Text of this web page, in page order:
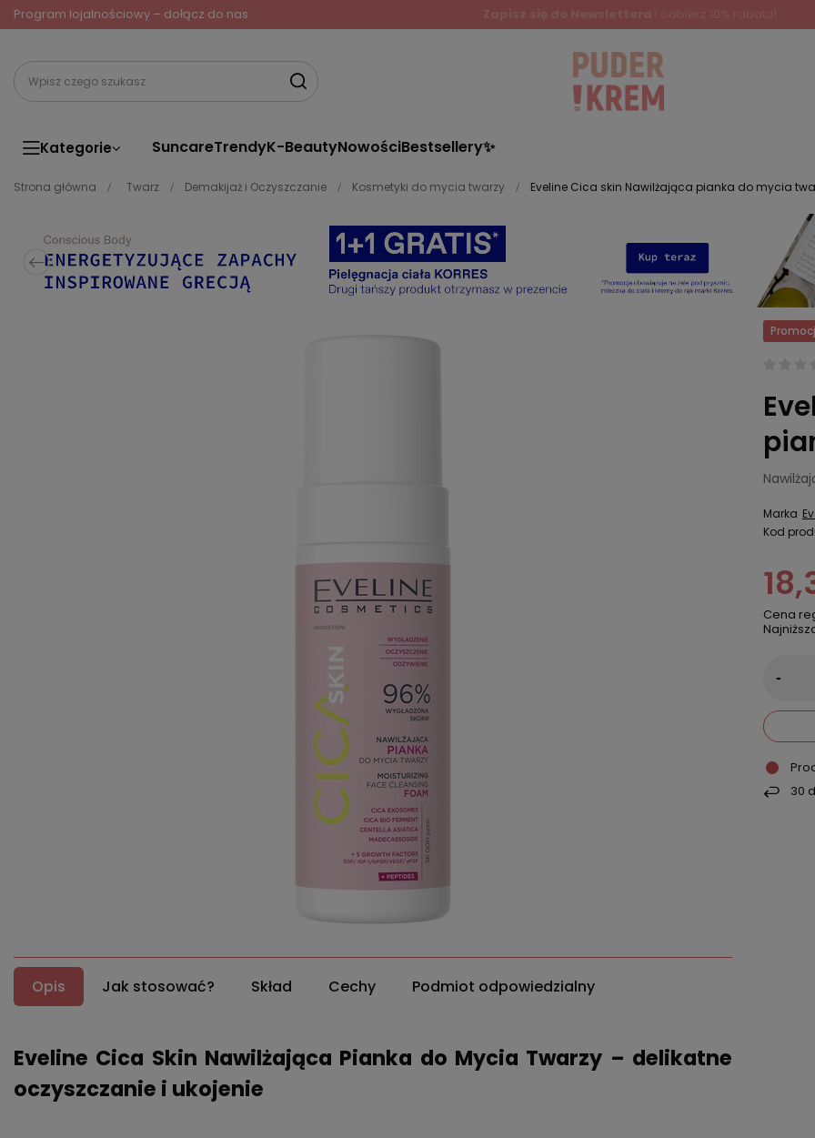
Program lojalnościowy – dołącz do nas
Kategorie SuncareTrendyK-BeautyNowościBestsellery✨
Strona główna Twarz Demakijaż i Oczyszczanie Kosmetyki do mycia twarzy Eveline Cica skin Nawilżająca pianka do mycia
Opis Jak stosować? Skład Cechy Podmiot odpowiedzialny
Eveline Cica Skin Nawilżająca Pianka do Mycia Twarzy – delikatne
oczyszczanie i ukojenie
Marka
Kod
Cena
-
30